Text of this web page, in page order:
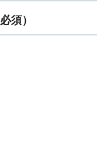
必須）